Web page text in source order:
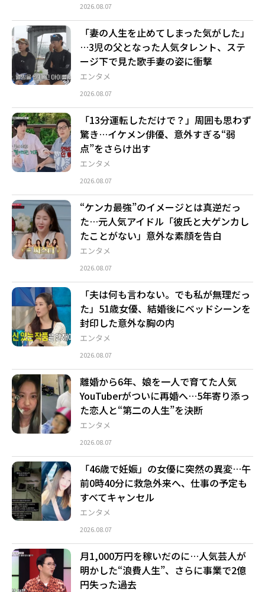
2026.08.07
エンタメ
「妻の人生を止めてしまった気がした」
…3児の父となった人気タレント、ステ
ージ下で見た歌手妻の姿に衝撃
2026.08.07
エンタメ
「13分運転しただけで？」周囲も思わず
驚き…イケメン俳優、意外すぎる“弱
点”をさらけ出す
2026.08.07
エンタメ
“ケンカ最強”のイメージとは真逆だっ
た…元人気アイドル「彼氏と大ゲンカし
たことがない」意外な素顔を告白
2026.08.07
エンタメ
「夫は何も言わない。でも私が無理だっ
た」51歳女優、結婚後にベッドシーンを
封印した意外な胸の内
2026.08.07
エンタメ
離婚から6年、娘を一人で育てた人気
YouTuberがついに再婚へ…5年寄り添っ
た恋人と“第二の人生”を決断
2026.08.07
エンタメ
「46歳で妊娠」の女優に突然の異変…午
前0時40分に救急外来へ、仕事の予定も
すべてキャンセル
2026.08.07
月1,000万円を稼いだのに…人気芸人が
明かした“浪費人生”、さらに事業で2億
円失った過去